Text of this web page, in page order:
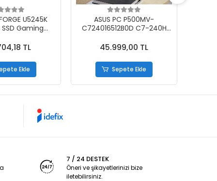
U5245K
SSD Gaming
TL
Ekle
ASUS PC P500MV-
C724016512B0D C7-240H
45.999,00 TL
Sepete Ekle
7 / 24 DESTEK
Öneri ve şikayetlerinizi bize
iletebilirsiniz.